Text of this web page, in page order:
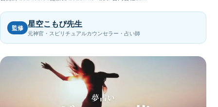
監修 星空こもぴ先生
元神官・スピリチュアルカウンセラー・占い師